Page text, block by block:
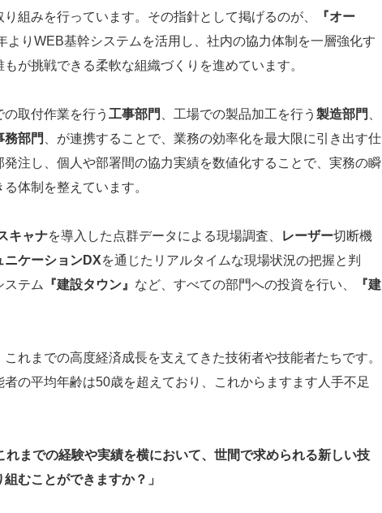
組みを行っています。その指針として掲げるのが、
『オー
よりWEB基幹システムを活用し、社内の協力体制を一層強化す
が挑戦できる柔軟な組織づくりを進めています。
の取付作業を行う 工事部門 、工場での製品加工を行う 製造部門
務部門
、が連携することで、業務の効率化を最大限に引き出す仕
注し、個人や部署間の協力実績を数値化することで、実務の瞬
体制を整えています。
キャナを導入した点群データによる現場調査、 レーザー切断機
ニケーションDXを通じたリアルタイムな現場状況の把握と判
ステム
『建設タウン』 など、すべての部門への投資を行い、
『建
れまでの高度経済成長を支えてきた技術者や技能者たちです。
の平均年齢は50歳を超えており、これからますます人手不足
れまでの経験や実績を横において、世間で求められる新しい技
むことができますか？」